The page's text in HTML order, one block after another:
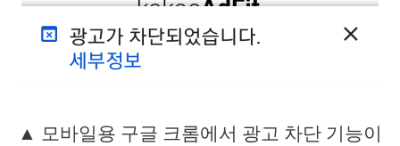
▲ 모바일용 구글 크롬에서 광고 차단 기능이